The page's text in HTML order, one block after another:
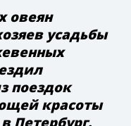
овеян
усадьбы
поездок
красоты
Петербург.